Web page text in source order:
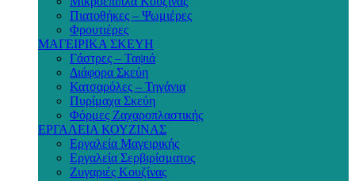
Πιατοθήκες – Ψωμιέρες
Φρουτιέρες
ΜΑΓΕΙΡΙΚΑ ΣΚΕΥΗ
Γάστρες – Ταψιά
Διάφορα Σκεύη
Κατσαρόλες – Τηγάνια
Πυρίμαχα Σκεύη
Φόρμες Ζαχαροπλαστικής
ΕΡΓΑΛΕΙΑ ΚΟΥΖΙΝΑΣ
Εργαλεία Μαγειρικής
Εργαλεία Σερβιρίσματος
Ζυγαριές Κουζίνας